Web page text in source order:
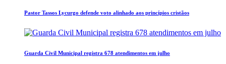
Pastor Tassos Lycurgo defende voto alinhado aos princípios cristãos
Guarda Civil Municipal registra 678 atendimentos em julho